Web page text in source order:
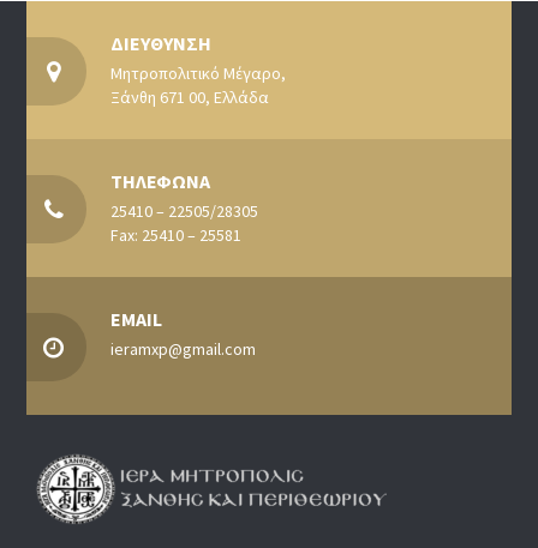
ΔΙΕΥΘΥΝΣΗ
Μητροπολιτικό Μέγαρο,
Ξάνθη 671 00, Ελλάδα
ΤΗΛΕΦΩΝΑ
25410 – 22505/28305
Fax: 25410 – 25581
EMAIL
ieramxp@gmail.com